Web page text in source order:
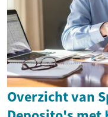
Overzicht van